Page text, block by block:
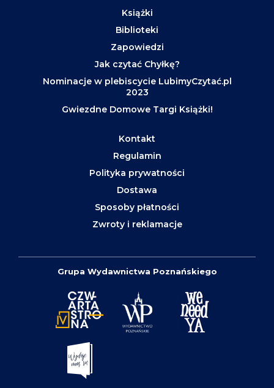
Książki
Biblioteki
Zapowiedzi
Jak czytać Chyłkę?
Nominacje w plebiscycie LubimyCzytać.pl
2023
Gwiezdne Domowe Targi Książki!
Kontakt
Regulamin
Polityka prywatności
Dostawa
Sposoby płatności
Zwroty i reklamacje
Grupa Wydawnictwa Poznańskiego